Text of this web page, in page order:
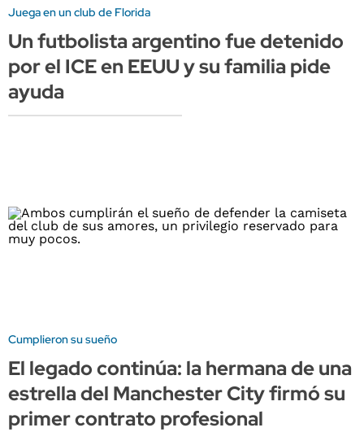
Juega en un club de Florida
Un futbolista argentino fue detenido
por el ICE en EEUU y su familia pide
ayuda
Cumplieron su sueño
El legado continúa: la hermana de una
estrella del Manchester City firmó su
primer contrato profesional